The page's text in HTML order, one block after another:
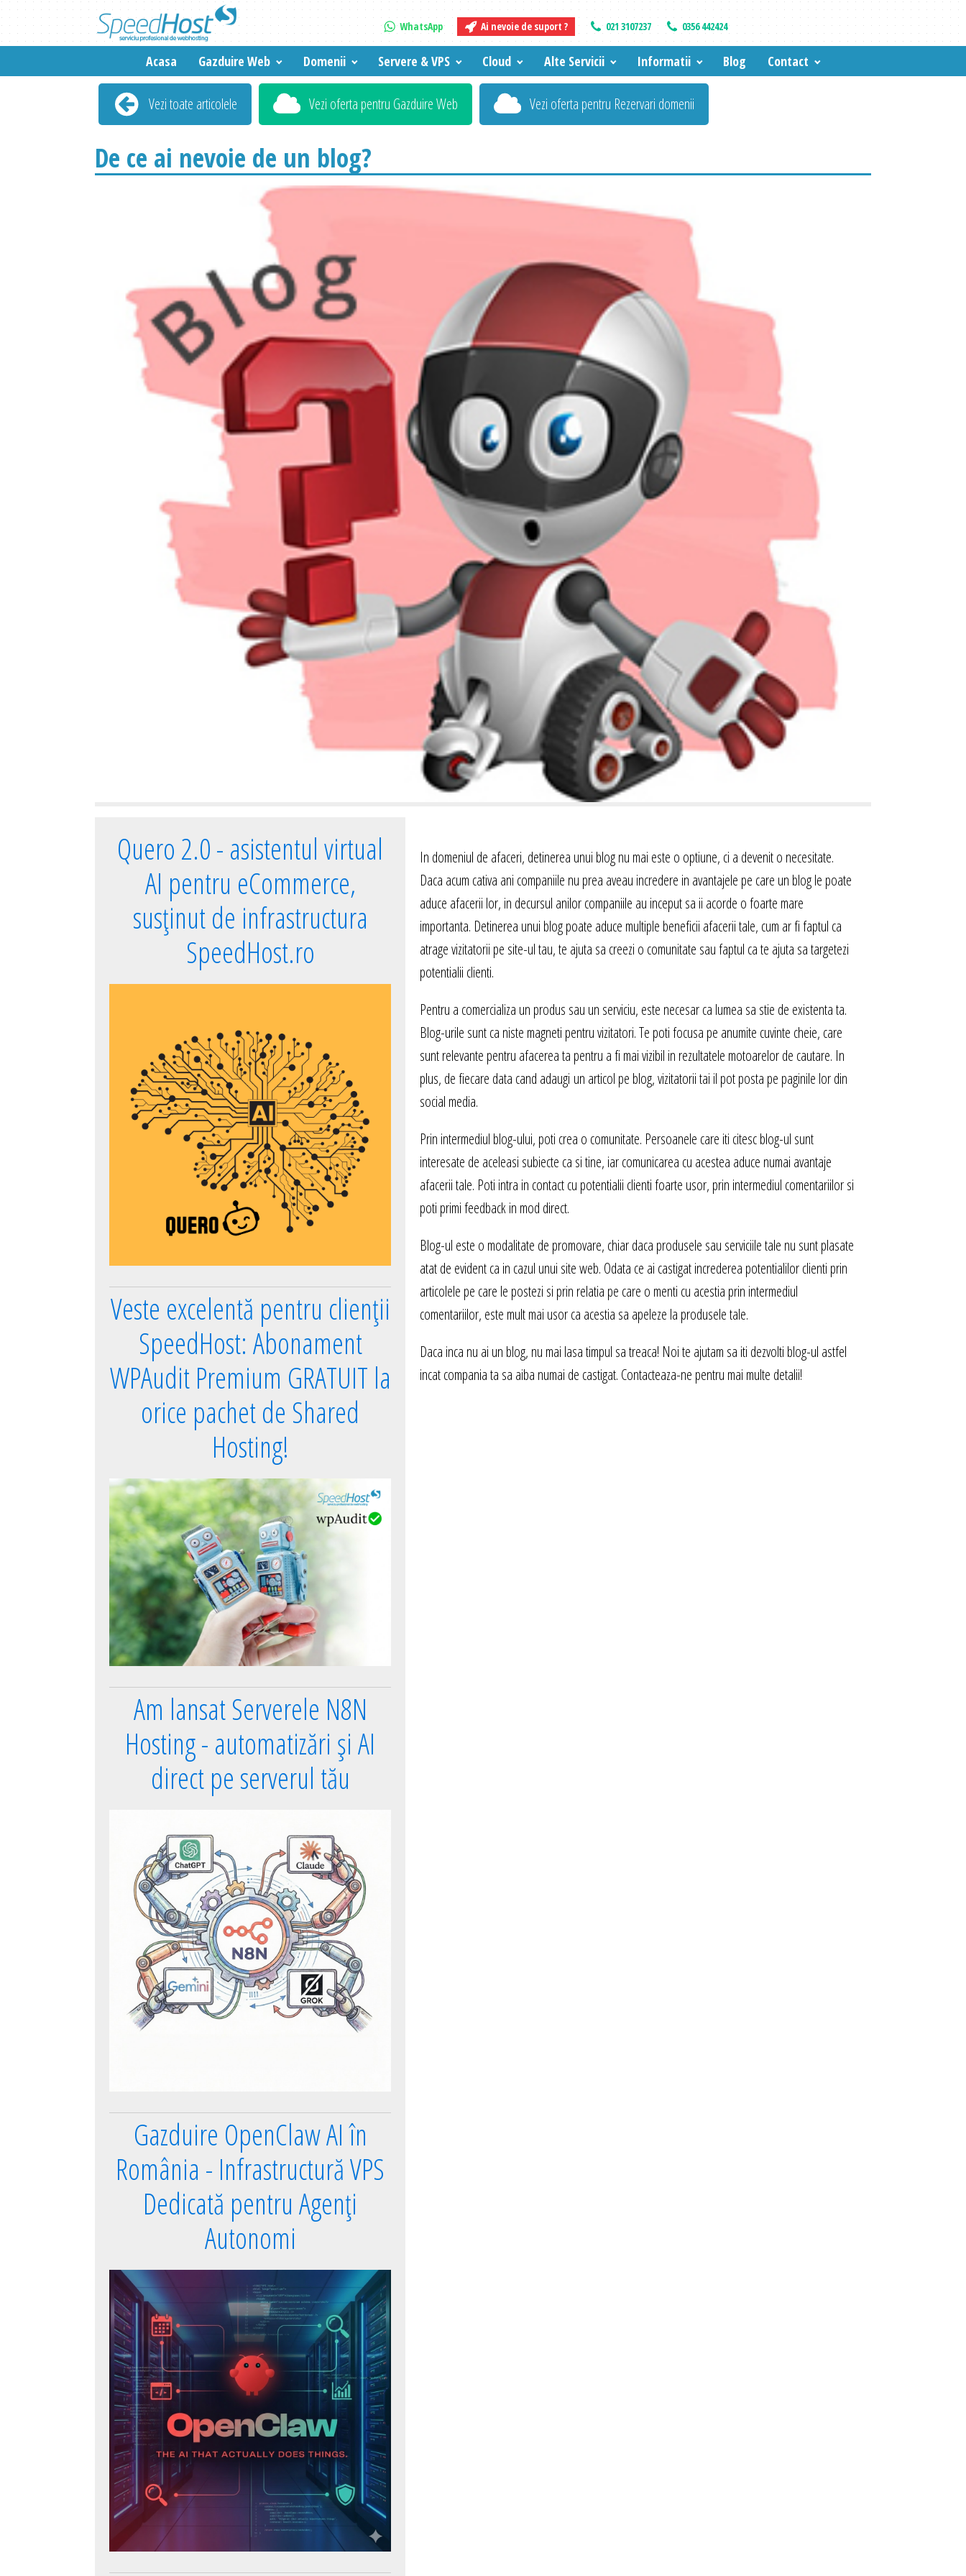
WhatsApp Ai nevoie de suport ? 021 3107237 0356 442424
Acasa Gazduire Web Domenii Servere & VPS Cloud Alte Servicii Informatii Blog Contact
Vezi toate articolele Vezi oferta pentru Gazduire Web Vezi oferta pentru Rezervari domenii
De ce ai nevoie de un blog?
Quero 2.0 - asistentul virtual
AI pentru eCommerce,
susținut de infrastructura
SpeedHost.ro
Veste excelentă pentru clienții
SpeedHost: Abonament
WPAudit Premium GRATUIT la
orice pachet de Shared
Hosting!
Am lansat Serverele N8N
Hosting - automatizări și AI
direct pe serverul tău
Gazduire OpenClaw AI în
România - Infrastructură VPS
Dedicată pentru Agenți
Autonomi
In domeniul de afaceri, detinerea unui blog nu mai este o optiune, ci a devenit o necesitate.
Daca acum cativa ani companiile nu prea aveau incredere in avantajele pe care un blog le poate
aduce afacerii lor, in decursul anilor companiile au inceput sa ii acorde o foarte mare
importanta. Detinerea unui blog poate aduce multiple beneficii afacerii tale, cum ar fi faptul ca
atrage vizitatorii pe site-ul tau, te ajuta sa creezi o comunitate sau faptul ca te ajuta sa targetezi
potentialii clienti.
Pentru a comercializa un produs sau un serviciu, este necesar ca lumea sa stie de existenta ta.
Blog-urile sunt ca niste magneti pentru vizitatori. Te poti focusa pe anumite cuvinte cheie, care
sunt relevante pentru afacerea ta pentru a fi mai vizibil in rezultatele motoarelor de cautare. In
plus, de fiecare data cand adaugi un articol pe blog, vizitatorii tai il pot posta pe paginile lor din
social media.
Prin intermediul blog-ului, poti crea o comunitate. Persoanele care iti citesc blog-ul sunt
interesate de aceleasi subiecte ca si tine, iar comunicarea cu acestea aduce numai avantaje
afacerii tale. Poti intra in contact cu potentialii clienti foarte usor, prin intermediul comentariilor si
poti primi feedback in mod direct.
Blog-ul este o modalitate de promovare, chiar daca produsele sau serviciile tale nu sunt plasate
atat de evident ca in cazul unui site web. Odata ce ai castigat increderea potentialilor clienti prin
articolele pe care le postezi si prin relatia pe care o menti cu acestia prin intermediul
comentariilor, este mult mai usor ca acestia sa apeleze la produsele tale.
Daca inca nu ai un blog, nu mai lasa timpul sa treaca! Noi te ajutam sa iti dezvolti blog-ul astfel
incat compania ta sa aiba numai de castigat. Contacteaza-ne pentru mai multe detalii!